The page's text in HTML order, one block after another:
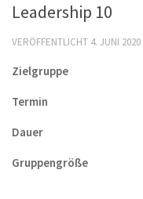
Leadership 10
VERÖFFENTLICHT 4. JUNI 2020
Zielgruppe
Termin
Dauer
Gruppengröße